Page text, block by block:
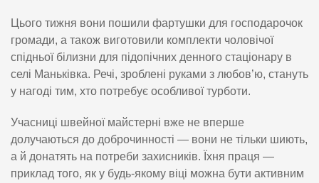
Цього тижня вони пошили фартушки для господарочок
громади, а також виготовили комплекти чоловічої
спідньої білизни для підопічних денного стаціонару в
селі Маньківка. Речі, зроблені руками з любов’ю, стануть
у нагоді тим, хто потребує особливої турботи.
Учасниці швейної майстерні вже не вперше
долучаються до доброчинності — вони не тільки шиють,
а й донатять на потреби захисників. Їхня праця —
приклад того, як у будь-якому віці можна бути активним